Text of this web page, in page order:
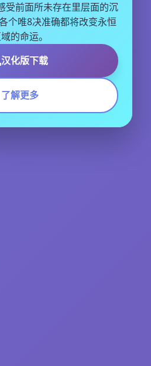
受前面所未存在里层面的沉
个唯8决准确都将改变永恒
的命运。
汉化版下载
了解更多